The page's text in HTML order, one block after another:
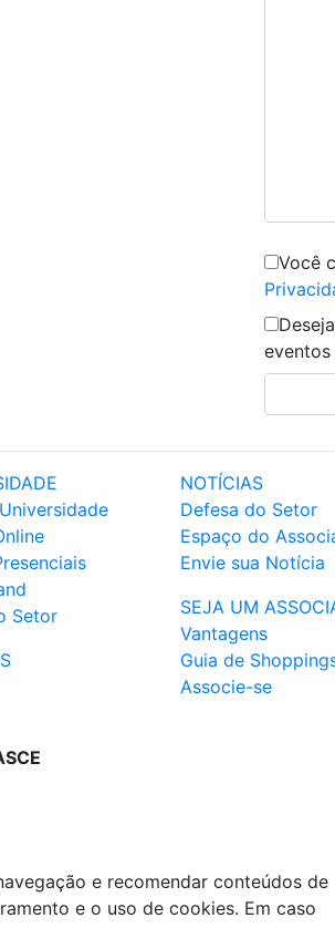
Você
Setor
NOTÍCIAS
Defesa do Setor
Espaço do
Envie sua Notícia
SEJA UM
Vantagens
Guia de
Associe-se
e recomendar conteúdos de
e o uso de cookies. Em caso